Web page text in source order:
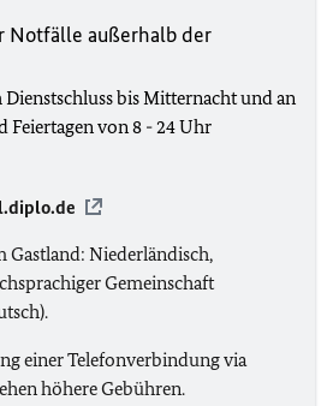
Notfälle außerhalb der
Dienstschluss bis Mitternacht und an
Feiertagen von 8 - 24 Uhr
Gastland: Niederländisch,
Gemeinschaft
einer Telefonverbindung via
höhere Gebühren.